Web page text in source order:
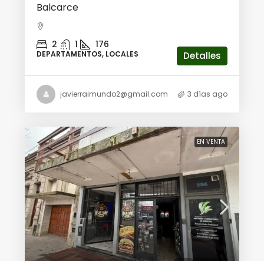
Balcarce
2 1 176
DEPARTAMENTOS, LOCALES Detalles
javierraimundo2@gmail.com 3 días ago
EN VENTA